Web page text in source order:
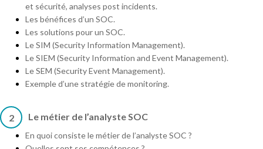
et sécurité, analyses post incidents.
Les bénéfices d’un SOC.
Les solutions pour un SOC.
Le SIM (Security Information Management).
Le SIEM (Security Information and Event Management).
Le SEM (Security Event Management).
Exemple d’une stratégie de monitoring.
2 Le métier de l’analyste SOC
En quoi consiste le métier de l’analyste SOC ?